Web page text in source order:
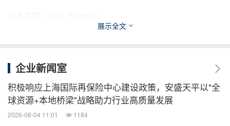
微信公众号“医药健闻”发布全球制药、医疗、
立即订阅！
展示全文
企业新闻室
积极响应上海国际再保险中心建设政策，安盛天平以"全
球资源+本地桥梁"战略助力行业高质量发展
2026-08-04 11:01 1184